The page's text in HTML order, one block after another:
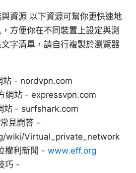
資源 以下資源可幫你更快速地
方便你在不同裝置上設定與測
字清單，請自行複製於瀏覽器
站 - nordvpn.com
網站 - expressvpn.com
站 - surfshark.com
見問答 -
wiki/Virtual_private_network
權利新聞 - www.eff.org
巧 -